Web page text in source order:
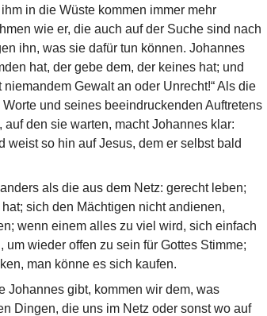
in die Wüste kommen immer mehr
wie er, die auch auf der Suche sind nach
ihn, was sie dafür tun können. Johannes
hat, der gebe dem, der keines hat; und
Gewalt an oder Unrecht!“ Als die
und seines beeindruckenden Auftretens
den sie warten, macht Johannes klar:
weist so hin auf Jesus, dem er selbst bald
als die aus dem Netz: gerecht leben;
sich den Mächtigen nicht andienen,
wenn einem alles zu viel wird, sich einfach
wieder offen zu sein für Gottes Stimme;
man könne es sich kaufen.
Johannes gibt, kommen wir dem, was
Dingen, die uns im Netz oder sonst wo auf